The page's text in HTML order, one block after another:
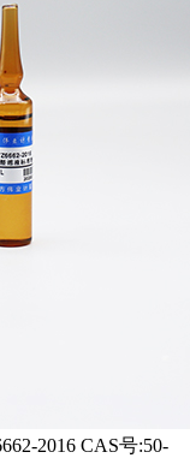
2016 CAS号:50-